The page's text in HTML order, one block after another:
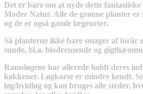
Det er bare om at nyde dette
Moder Natur. Alle de grønne planter er
og de er også gamle lægeurter.
Så planterne ikke bare smager af forår
sunde, bl.a. blodrensende og
Ramsløgene har allerede holdt deres
køkkener. Løgkarse er mindre kendt.
løg/hvidløg og kan bruges alle steder,